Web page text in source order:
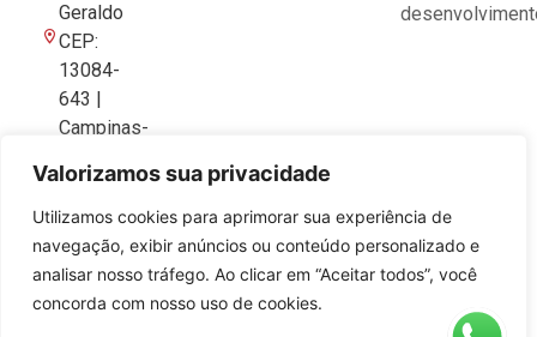
Valorizamos sua privacidade
Utilizamos cookies para aprimorar sua experiência de
navegação, exibir anúncios ou conteúdo personalizado e
analisar nosso tráfego. Ao clicar em “Aceitar todos”, você
concorda com nosso uso de cookies.
Geraldo
CEP:
13084-
643 |
Campinas-